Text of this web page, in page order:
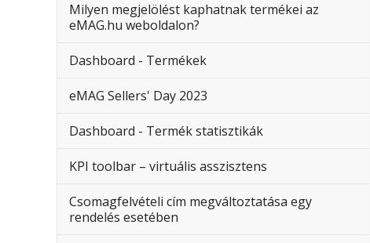
Milyen megjelölést kaphatnak termékei az
eMAG.hu weboldalon?
Dashboard - Termékek
eMAG Sellers' Day 2023
Dashboard - Termék statisztikák
KPI toolbar – virtuális asszisztens
Csomagfelvételi cím megváltoztatása egy
rendelés esetében